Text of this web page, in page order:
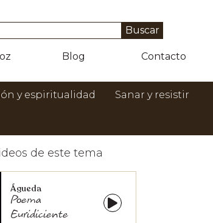
Blog Contacto
y espiritualidad Sanar y resistir
de este tema
Águeda
Poema
Euridiciente